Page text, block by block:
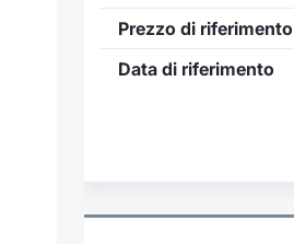
Prezzo di riferimento
Data di riferimento